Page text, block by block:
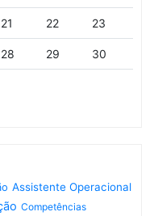
21 22 23
28 29 30
Assistente Operacional
Competências